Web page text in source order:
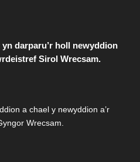
Sirol Wrecsam.
a chael y newyddion a’r
Wrecsam.